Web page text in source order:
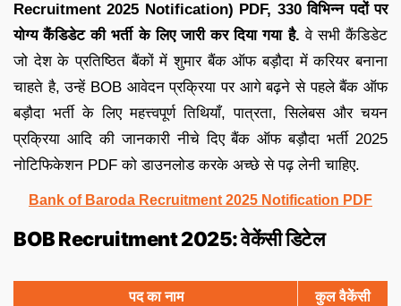
Recruitment 2025 Notification) PDF, 330 विभिन्न पदों पर
योग्य कैंडिडेट की भर्ती के लिए जारी कर दिया गया है. वे सभी कैंडिडेट
जो देश के प्रतिष्ठित बैंकों में शुमार बैंक ऑफ बड़ौदा में करियर बनाना
चाहते है, उन्हें BOB आवेदन प्रक्रिया पर आगे बढ़ने से पहले बैंक ऑफ
बड़ौदा भर्ती के लिए महत्त्वपूर्ण तिथियाँ, पात्रता, सिलेबस और चयन
प्रक्रिया आदि की जानकारी नीचे दिए बैंक ऑफ बड़ौदा भर्ती 2025
नोटिफिकेशन PDF को डाउनलोड करके अच्छे से पढ़ लेनी चाहिए.
Bank of Baroda Recruitment 2025 Notification PDF
BOB Recruitment 2025: वेकेंसी डिटेल
पद का नाम कुल वैकेंसी